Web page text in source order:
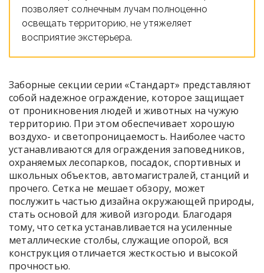
позволяет солнечным лучам полноценно
освещать территорию, не утяжеляет
восприятие экстерьера.
Заборные секции серии «Стандарт» представляют
собой надежное ограждение, которое защищает
от проникновения людей и животных на чужую
территорию. При этом обеспечивает хорошую
воздухо- и светопроницаемость. Наиболее часто
устанавливаются для ограждения заповедников,
охраняемых лесопарков, посадок, спортивных и
школьных объектов, автомагистралей, станций и
прочего. Сетка не мешает обзору, может
послужить частью дизайна окружающей природы,
стать основой для живой изгороди. Благодаря
тому, что сетка устанавливается на усиленные
металлические столбы, служащие опорой, вся
конструкция отличается жесткостью и высокой
прочностью.